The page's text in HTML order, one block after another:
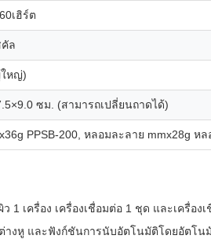
เฮิร์ต
คัล
ใหญ่)
ซม. (สามารถเปลี่ยนถาดได้)
PPSB-200, หลอมละลาย mmx28g ห
1 เครื่อง เครื่องเชื่อมต่อ 1 ชุด และเครื่อง
างหู และฟังก์ชันการนับอัตโนมัติโดยอัตโน